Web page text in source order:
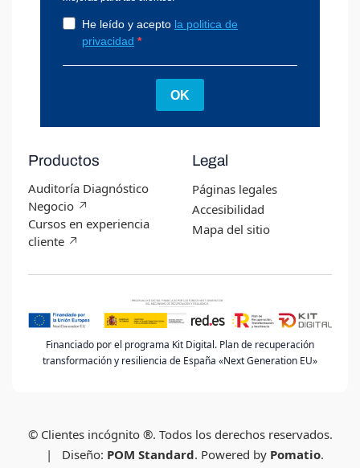
Productos
Auditoría Diagnóstico
Negocio ↗︎
Cursos en experiencia
cliente ↗︎
Legal
Páginas legales
Accesibilidad
Mapa del sitio
Financiado por el programa Kit Digital. Plan de recuperación
transformación y resiliencia de España «Next Generation EU»
© Clientes incógnito ®. Todos los derechos reservados.
| Diseño: POM Standard. Powered by Pomatio.